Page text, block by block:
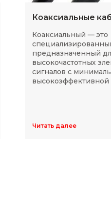
Коаксиальные
Коаксиальный — это
предназначенный
высокочастотных
сигналов с
высокоэффективной
Читать далее